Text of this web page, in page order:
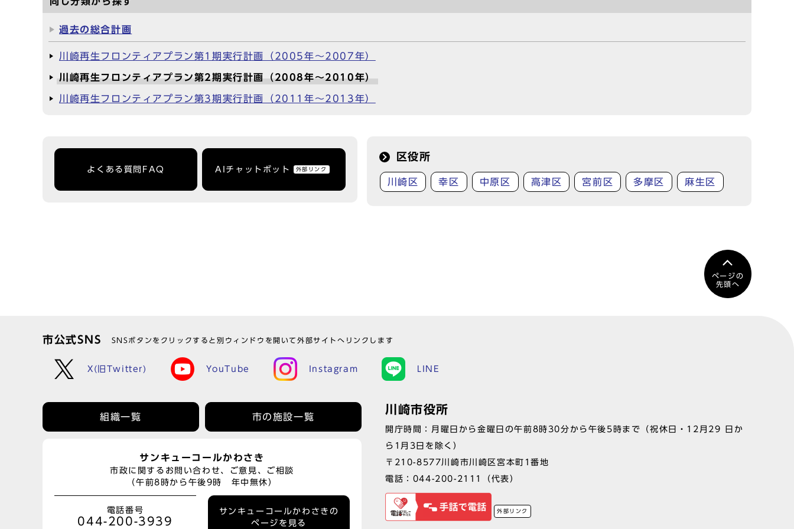
過去の総合計画
川崎再生フロンティアプラン第1期実行計画（2005年～2007年）
川崎再生フロンティアプラン第2期実行計画（2008年～2010年）
川崎再生フロンティアプラン第3期実行計画（2011年～2013年）
よくある質問FAQ AIチャットボット 外部リンク
区役所
川崎区 幸区 中原区 高津区 宮前区 多摩区 麻生区
ページの
先頭へ
市公式SNS SNSボタンをクリックすると別ウィンドウを開いて外部サイトへリンクします
X(旧Twitter) YouTube Instagram LINE
組織一覧 市の施設一覧
サンキューコールかわさき
市政に関するお問い合わせ、ご意見、ご相談
（午前8時から午後9時 年中無休）
電話番号
044-200-3939
サンキューコールかわさきの
ページを見る
川崎市役所
開庁時間：月曜日から金曜日の午前8時30分から午後5時まで（祝休日・12月29 日か
ら1月3日を除く）
〒210-8577川崎市川崎区宮本町1番地
電話： 044-200-2111 （代表）
外部リンク